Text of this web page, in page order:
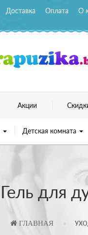
Доставка Оплата О
Акции
Детская комната
Гель для
ГЛАВНАЯ